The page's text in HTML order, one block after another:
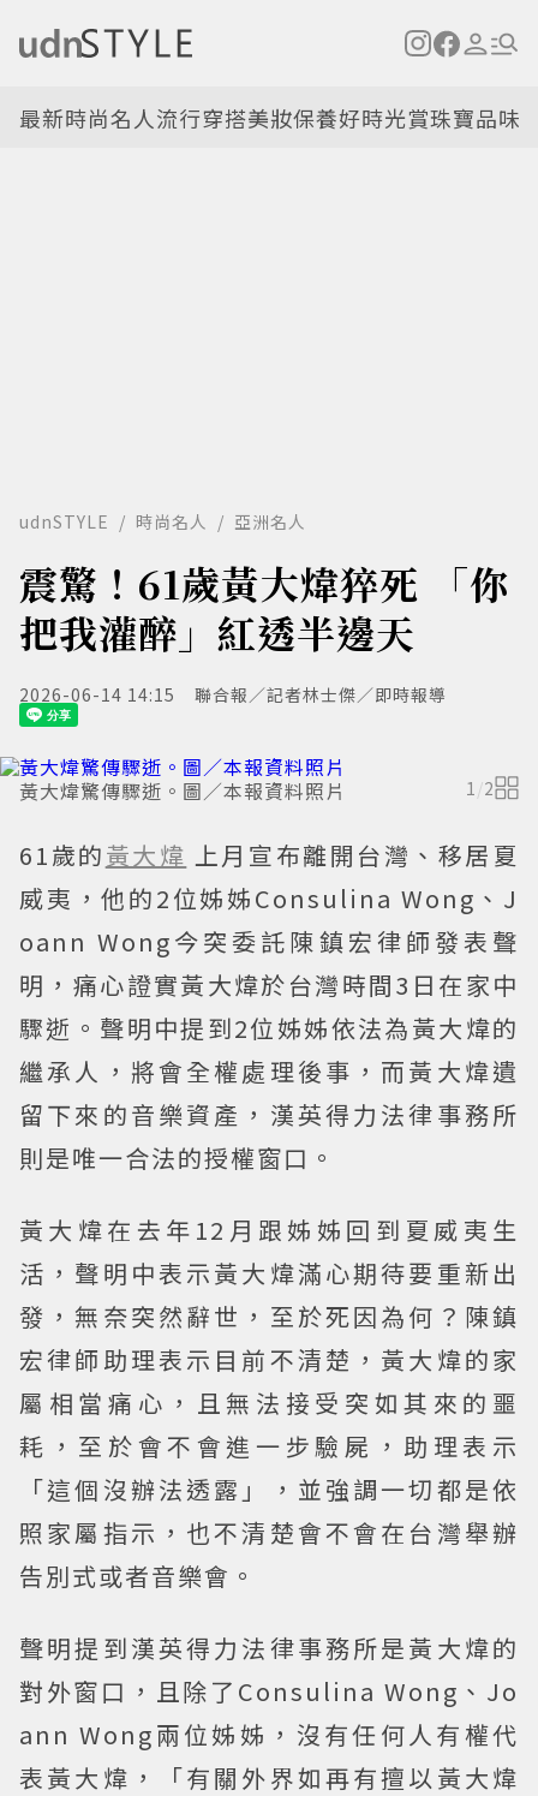
最新時尚名人流行穿搭美妝保養好時光賞珠寶品味
udnSTYLE 時尚名人 亞洲名人
震驚！61歲黃大煒猝死 「你
把我灌醉」紅透半邊天
2026-06-14 14:15 聯合報／記者林士傑／即時報導
黃大煒驚傳驟逝。圖／本報資料照片 1/2
61歲的黃大煒 上月宣布離開台灣、移居夏
威夷，他的2位姊姊Consulina Wong、J
oann Wong今突委託陳鎮宏律師發表聲
明，痛心證實黃大煒於台灣時間3日在家中
驟逝。聲明中提到2位姊姊依法為黃大煒的
繼承人，將會全權處理後事，而黃大煒遺
留下來的音樂資產，漢英得力法律事務所
則是唯一合法的授權窗口。
黃大煒在去年12月跟姊姊回到夏威夷生
活，聲明中表示黃大煒滿心期待要重新出
發，無奈突然辭世，至於死因為何？陳鎮
宏律師助理表示目前不清楚，黃大煒的家
屬相當痛心，且無法接受突如其來的噩
耗，至於會不會進一步驗屍，助理表示
「這個沒辦法透露」，並強調一切都是依
照家屬指示，也不清楚會不會在台灣舉辦
告別式或者音樂會。
聲明提到漢英得力法律事務所是黃大煒的
對外窗口，且除了Consulina Wong、Jo
ann Wong兩位姊姊，沒有任何人有權代
表黃大煒，「有關外界如再有擅以黃大煒